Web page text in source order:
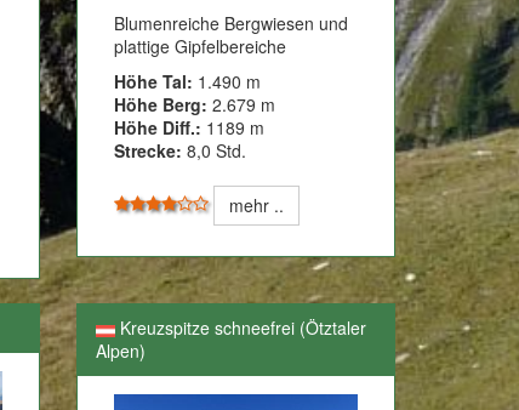
Blumenreiche Bergwiesen und
plattige Gipfelbereiche
Höhe Tal: 1.490 m
Höhe Berg: 2.679 m
Höhe Diff.: 1189 m
Strecke: 8,0 Std.
mehr ..
Kreuzspitze schneefrei (Ötztaler
Alpen)